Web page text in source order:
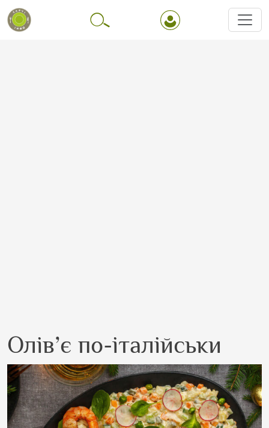
Олів’є по-італійськи